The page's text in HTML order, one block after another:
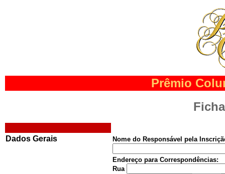
Prêmio
Dados Gerais Nome do Responsável pela
Endereço para Correspondências:
Rua